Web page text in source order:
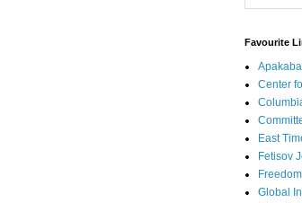
Favourite
Center
East
Fetisov
Global